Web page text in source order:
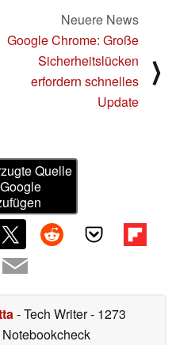
Neuere News
Google Chrome: Große
Sicherheitslücken
erfordern schnelles
Update
⟩
Quelle
- Tech Writer- 1273